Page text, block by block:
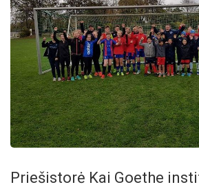
Priešistorė Kai Goethe